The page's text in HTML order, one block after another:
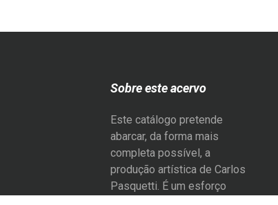
Sobre este acervo
Este catálogo pretende
abarcar, da forma mais
completa possível, a
produção artística de Carlos
Pasquetti. É um esforço